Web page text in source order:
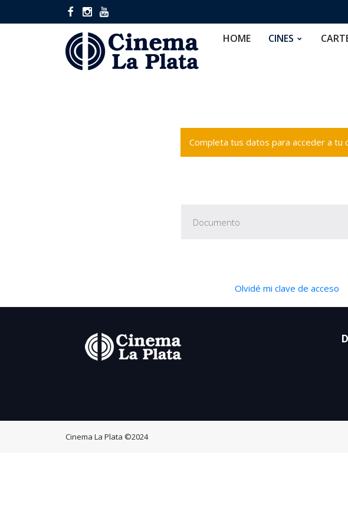
HOME CINES
Completa tus datos para acceder a tu
Olvidé mi clave de acceso
Cinema La Plata ©2024